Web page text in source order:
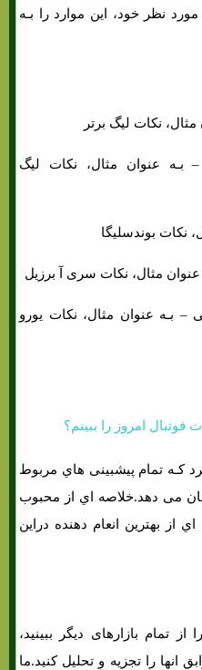
نظر خود، این موارد را بـه
نکات لیگ برتر
بـه عنوان مثال، نکات لیگ
نکات بوندسلیگا
مثال، نکات سری آ برزیل
– بـه عنوان مثال، نکات یورو
فوتبال امروز را ببینم؟
کـه تمام پیشبینی هاي‌ مربوط
می دهد.خلاصه اي از محبوب
از بهترین انعام دهنده دراین
از تمام بازارهای دیگر ببینید،
انها را تجزیه و تحلیل کنید.ما